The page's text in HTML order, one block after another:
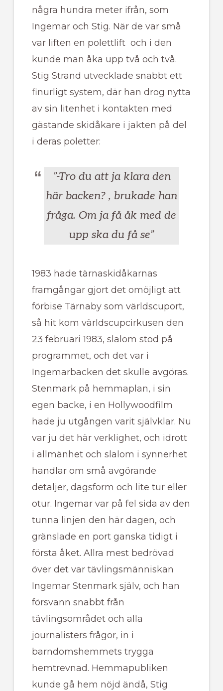
några hundra meter ifrån, som
Ingemar och Stig. När de var små
var liften en polettlift och i den
kunde man åka upp två och två.
Stig Strand utvecklade snabbt ett
finurligt system, där han drog nytta
av sin litenhet i kontakten med
gästande skidåkare i jakten på del
i deras poletter:
”-Tro du att ja klara den
här backen? , brukade han
fråga. Om ja få åk med de
upp ska du få se”
1983 hade tärnaskidåkarnas
framgångar gjort det omöjligt att
förbise Tärnaby som världscuport,
så hit kom världscupcirkusen den
23 februari 1983, slalom stod på
programmet, och det var i
Ingemarbacken det skulle avgöras.
Stenmark på hemmaplan, i sin
egen backe, i en Hollywoodfilm
hade ju utgången varit självklar. Nu
var ju det här verklighet, och idrott
i allmänhet och slalom i synnerhet
handlar om små avgörande
detaljer, dagsform och lite tur eller
otur. Ingemar var på fel sida av den
tunna linjen den här dagen, och
gränslade en port ganska tidigt i
första åket. Allra mest bedrövad
över det var tävlingsmänniskan
Ingemar Stenmark själv, och han
försvann snabbt från
tävlingsområdet och alla
journalisters frågor, in i
barndomshemmets trygga
hemtrevnad. Hemmapubliken
kunde gå hem nöjd ändå, Stig